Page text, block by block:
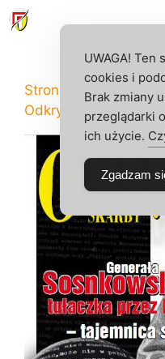
Przejdź
do
Strona główna/ Sklep
Odkrywcy/
UWAGA! Ten
cookies i
Brak zmiany
przeglądarki
ich użycie.
Zgadzam